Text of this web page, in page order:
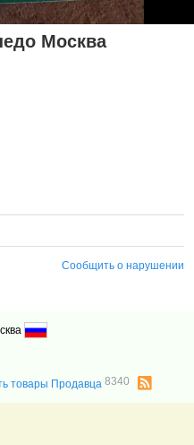
Москва
Сообщить о нарушении
товары Продавца8340